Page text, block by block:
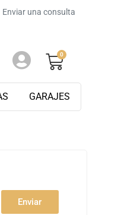
Enviar una consulta
0
GARAJES
Enviar